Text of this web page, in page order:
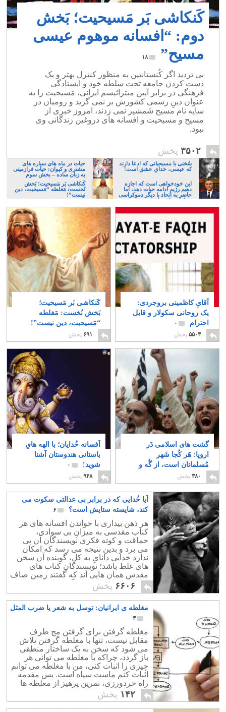
کَنکاشی بَر مَسیحیت؛ بَخش
دوم: “افسانه موهوم عیسی
مسیح”
۱۸
بی تردید اگر کُنستانتین به منظور کنترل بهتر و یک
دست کردن جامعه تحت سلطه خود و ایستادگی
فرهنگی در برابر آیین میترائیسم ایرانی، مَسیحیت را به
عنوان دینِ رسمی کشورش بر نمی گزید و رومیان در
سایه نام مسیح شَمشیر نمی زدند، امروز خبری از
مسیح و مسیحیت و افسانه های دروغین زندگانی وی
نبود.
۳۵۰۲ پخش
سُخنی با مسیحیانی که ادعا دارند
که عیسی، خدایِ عشق است!
حیات در ماه های سیاره های
مشتری و کیوان: حیات فرازمینی
به زبان ساده – بخش سوم
این خودخواهی است که اجازه
دهیم رژیم ادامه حیات دهد، اما
حاضر به اتحاد با دیگر دموکراسی
خواهان نباشیم!
کَنکاشی بَر مَسیحیت؛ بَخش
نُخست: مَغلطه “مَسیحیت، دین
نیست”!
آقایِ کاظمینی بروجردی:
یک روحانی سکولار و قابل
احترام
۰
۵۵۰۴ پخش
کَنکاشی بَر مَسیحیت؛
بَخش نُخست: مَغلطه
“مَسیحیت، دین نیست”!
۳
۶۹۱ پخش
گشت های اسلامی دَر
اروپا: هَر کُجا شَهر
مُسلمانان است، از گُه و
گند بُوَد آکنده!
۳۸۰ پخش
اَفسانه خُدایان؛ با الهه هایِ
باستانی هندوستان آشنا
شوید!
۰
۹۴۸ پخش
آیا خُدایی که در برابر بی عدالتی سکوت می
کند، شایسته ستایش است؟
۶
هر ذهن بیداری با خواندن افسانه های هر
کناب مقدسی به میزانِ بی سوادی،
حماقت و کوته فکری نویسندگان آن پی
می برد و بدین نتیجه می رسد که امکان
ندارد خدایی دانایِ به کل، گوینده آن سخن
های غلط باشد؛ نویسندگان کتاب های
مقدس همان هایی اَند که گفتند زمین صاف
است و از مارهایِ سخنگو، سخن به میان
آوردند!
۶۶۰۶ پخش
مغلطه ی ایرانیان: توسل به شعر یا ضرب المثل
۳
مغلطه گرفتن برای گرفتن مچ طرف
مقابل نیست، تنها با مغلطه گرفتن تلاش
می شود که سخن به یک ساختار منطقی
باز گردد، چراکه با مغلطه می توانی هر
چیزی را اثبات کنی، من با مغلطه می توانم
اثبات کنم ماست سیاه است. پس مقدمه
راه خردورزی، تمرین پرهیز از مغلطه ها
است.۱۴۲ پخش